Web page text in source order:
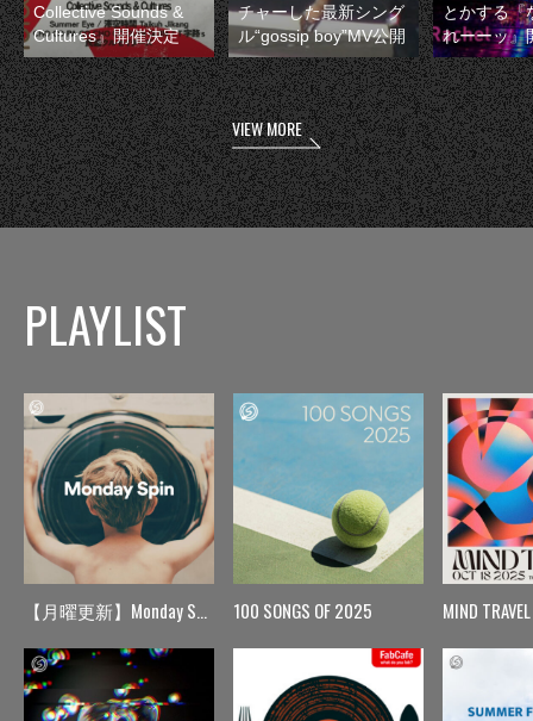
Collective Sounds &
Cultures』開催決定
チャーした最新シング
ル“gossip boy”MV公開
とかする『
れーーッ』
VIEW MORE
PLAYLIST
【月曜更新】Monday Spin 100 SONGS OF 2025 MIND TRAVEL